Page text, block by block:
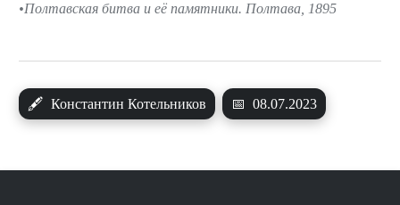
🖋 Константин Котельников 📅 08.07.2023
Полтавская битва и её памятники. Полтава, 1895